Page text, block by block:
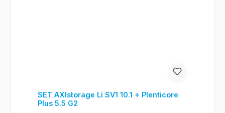
SET AXIstorage Li SV1 10.1 + Plenticore
Plus 5.5 G2